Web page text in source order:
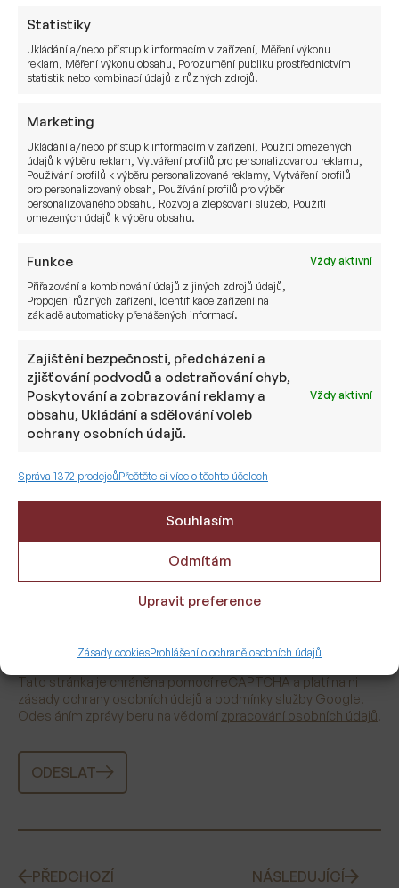
Statistiky
Ukládání a/nebo přístup k informacím v zařízení, Měření výkonu
reklam, Měření výkonu obsahu, Porozumění publiku prostřednictvím
statistik nebo kombinací údajů z různých zdrojů.
Marketing
Ukládání a/nebo přístup k informacím v zařízení, Použití omezených
údajů k výběru reklam, Vytváření profilů pro personalizovanou reklamu,
Používání profilů k výběru personalizované reklamy, Vytváření profilů
pro personalizovaný obsah, Používání profilů pro výběr
personalizovaného obsahu, Rozvoj a zlepšování služeb, Použití
omezených údajů k výběru obsahu.
Funkce
Vždy aktivní
Přiřazování a kombinování údajů z jiných zdrojů údajů,
Propojení různých zařízení, Identifikace zařízení na
základě automaticky přenášených informací.
Zajištění bezpečnosti, předcházení a
zjišťování podvodů a odstraňování chyb,
Poskytování a zobrazování reklamy a
obsahu, Ukládání a sdělování voleb
ochrany osobních údajů.
Vždy aktivní
Správa 1372 prodejcůPřečtěte si více o těchto účelech
Souhlasím
Odmítám
Upravit preference
Zásady cookiesProhlášení o ochraně osobních údajů
Vždy je velmi důležité usměrňovat své emoce
a držet se vlastního investičního nebo finančního
plánu.
Chcete se stát naším
investorem?
E-MAIL
ZPRÁVA
Tato stránka je chráněna pomocí reCAPTCHA a platí na ni
zásady ochrany osobních údajů a podmínky služby Google.
Odesláním zprávy beru na vědomí zpracování osobních údajů.
ODESLAT
PŘEDCHOZÍ
NÁSLEDUJÍCÍ